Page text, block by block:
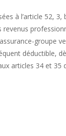
à l’article 52,
déductible,
articles 34 et 35